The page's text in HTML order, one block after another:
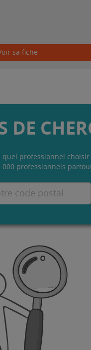
sa fiche
DE
professionnel
professionnels